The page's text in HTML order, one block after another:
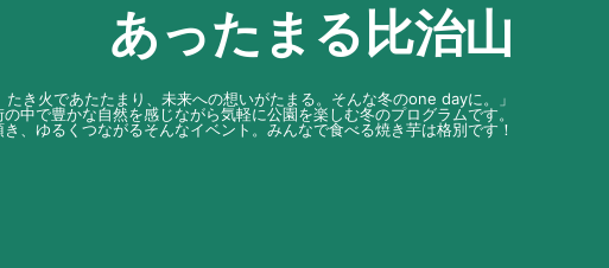
あったまる比治山
たき火であたたまり、未来への想いがたまる。そんな冬のone dayに。」
の中で豊かな自然を感じながら気軽に公園を楽しむ冬のプログラムです。
、ゆるくつながるそんなイベント。みんなで食べる焼き芋は格別です！